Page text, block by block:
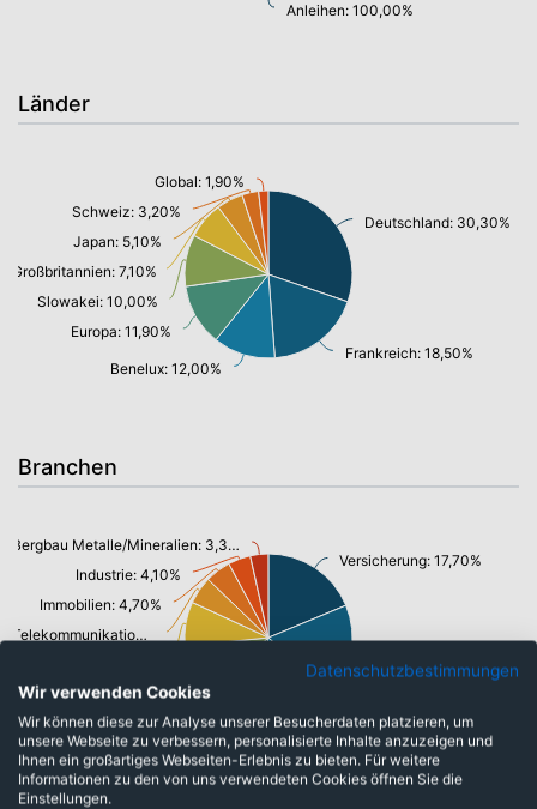
Anleihen: 100,00%
Länder
Deutschland: 30,30%
Frankreich: 18,50%
Benelux: 12,00%
Europa: 11,90%
Slowakei: 10,00%
Großbritannien: 7,10%
Japan: 5,10%
Schweiz: 3,20%
Global: 1,90%
Branchen
Versicherung: 17,70%
Banken: 15,60%
Automobilbau: 9,40%
Informationstechnologie/ Telekommunikation: 9,30%
Telekommunikationsdienste, Breitband Internet: 5,00%
Immobilien: 4,70%
Industrie: 4,10%
Bergbau Metalle/Mineralien: 3,30%
Datenschutzbestimmungen
Wir verwenden Cookies
Wir können diese zur Analyse unserer Besucherdaten platzieren, um
unsere Webseite zu verbessern, personalisierte Inhalte anzuzeigen und
Ihnen ein großartiges Webseiten-Erlebnis zu bieten. Für weitere
Informationen zu den von uns verwendeten Cookies öffnen Sie die
Einstellungen.